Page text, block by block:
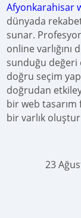
Afyonkarahisar
dünyada
sunar.
online
sunduğu değeri
doğru seçim
doğrudan
bir web tasarım
bir varlık
23